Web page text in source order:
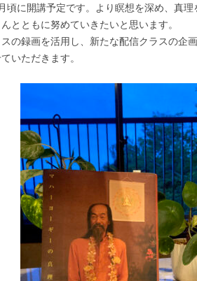
頃に開講予定です。より瞑想を深め、真
とともに努めていきたいと思います。
の録画を活用し、新たな配信クラスの企
いただきます。